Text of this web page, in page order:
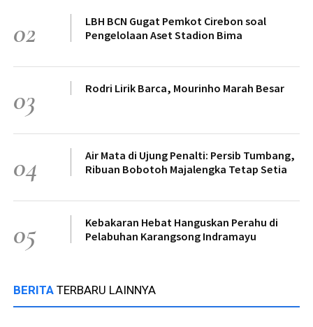
02
LBH BCN Gugat Pemkot Cirebon soal
Pengelolaan Aset Stadion Bima
03 Rodri Lirik Barca, Mourinho Marah Besar
04
Air Mata di Ujung Penalti: Persib Tumbang,
Ribuan Bobotoh Majalengka Tetap Setia
05
Kebakaran Hebat Hanguskan Perahu di
Pelabuhan Karangsong Indramayu
BERITA TERBARU LAINNYA